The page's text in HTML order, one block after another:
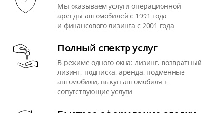
Мы оказываем услуги операционной
аренды автомобилей с 1991 года
и финансового лизинга с 2001 года
Полный спектр услуг
В режиме одного окна: лизинг, возвратный
лизинг, подписка, аренда, подменные
автомобили, выкуп автомобиля +
сопутствующие услуги